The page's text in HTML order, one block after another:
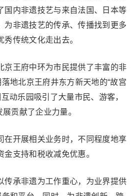
国内非遗技艺与来自法国、日本等
为非遗技艺的传承、传播找到更多
传统文化走出去。
京王府中环为市民提供了丰富的非
地北京王府井东方新天地的“故宫
动乐园吸引了大量市民、游客，
贡献了企业力量。
在开展相关业务时，不同程度地享
支持和税收减免优惠。
传承非遗为工作重心，为业界提供